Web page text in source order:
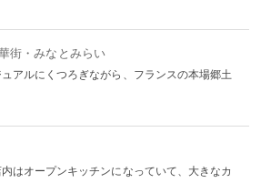
街・みなとみらい
アルにくつろぎながら、フランスの本場郷土
はオープンキッチンになっていて、大きなカ